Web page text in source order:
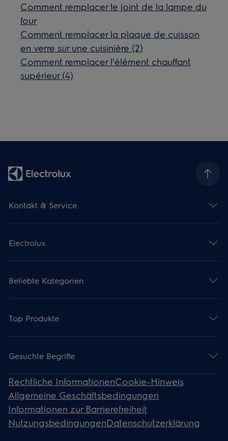
Comment remplacer le joint de la lampe du
four
Comment remplacer la plaque de cuisson
en verre sur une cuisinière (2)
Comment remplacer l'élément chauffant
supérieur (4)
Kontakt & Service
Electrolux
Beliebte Kategorien
Top Produkte
Gesuchte Begriffe
Rechtliche InformationenCookie-Hinweis
Allgemeine Geschäftsbedingungen
Informationen zur Barrierefreiheit
NutzungsbedingungenDatenschutzerklärung